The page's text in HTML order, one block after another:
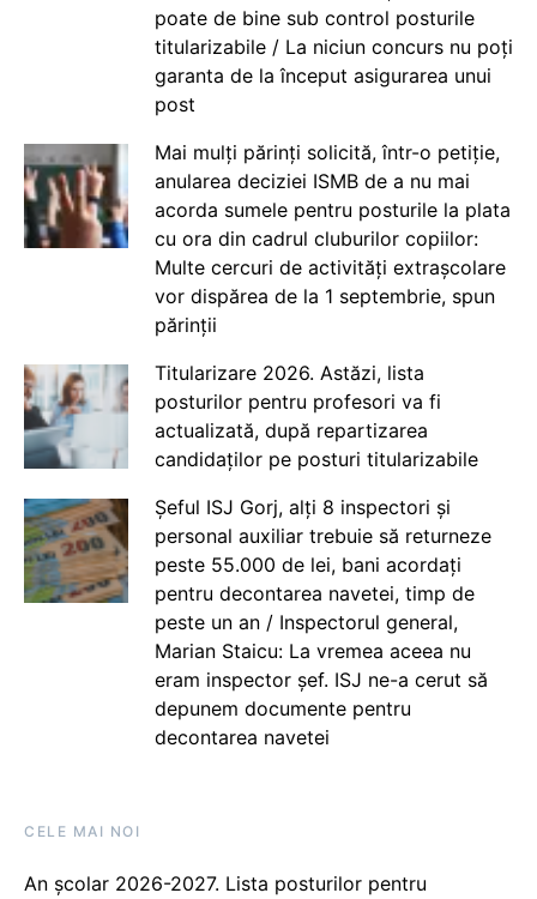
poate de bine sub control posturile
titularizabile / La niciun concurs nu poți
garanta de la început asigurarea unui
post
Mai mulți părinți solicită, într-o petiție,
anularea deciziei ISMB de a nu mai
acorda sumele pentru posturile la plata
cu ora din cadrul cluburilor copiilor:
Multe cercuri de activități extrașcolare
vor dispărea de la 1 septembrie, spun
părinții
Titularizare 2026. Astăzi, lista
posturilor pentru profesori va fi
actualizată, după repartizarea
candidaților pe posturi titularizabile
Șeful ISJ Gorj, alți 8 inspectori și
personal auxiliar trebuie să returneze
peste 55.000 de lei, bani acordați
pentru decontarea navetei, timp de
peste un an / Inspectorul general,
Marian Staicu: La vremea aceea nu
eram inspector șef. ISJ ne-a cerut să
depunem documente pentru
decontarea navetei
CELE MAI NOI
An școlar 2026-2027. Lista posturilor pentru